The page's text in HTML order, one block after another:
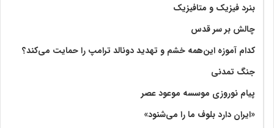
بنرد فیزیک و متافیزیک
چالش بر سر قدس
کدام آموزه این‌همه خشم و تهدید دونالد ترامپ را حمایت می‌کند؟
جنگ تمدنی
پیام نوروزی موسسه موعود عصر
«ایران دارد بلوف ما را می‌شنود»